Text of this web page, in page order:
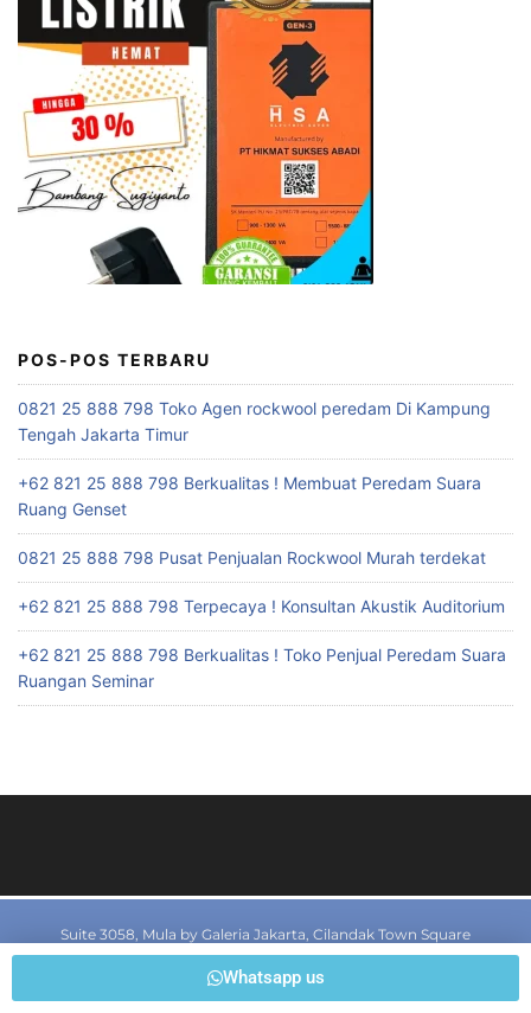
POS-POS TERBARU
0821 25 888 798 Toko Agen rockwool peredam Di Kampung
Tengah Jakarta Timur
+62 821 25 888 798 Berkualitas ! Membuat Peredam Suara
Ruang Genset
0821 25 888 798 Pusat Penjualan Rockwool Murah terdekat
+62 821 25 888 798 Terpecaya ! Konsultan Akustik Auditorium
+62 821 25 888 798 Berkualitas ! Toko Penjual Peredam Suara
Ruangan Seminar
Suite 3058, Mula by Galeria Jakarta, Cilandak Town Square
Jl T.B. Simatupang Kav I7, Rt 02/Rw 01, Cilandak Barat, Cilandak,
Jakarta Selatan, Jakarta 12430, Indonesia
Whatsapp us